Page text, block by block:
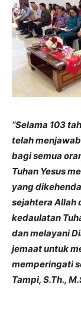
“Selama 103
telah
bagi semua
Tuhan Yesus
yang
sejahtera Allah
kedaulatan
dan melayani
jemaat untuk
memperingati
Tampi, S.Th.,